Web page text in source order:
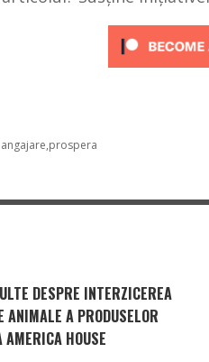
prospera
DESPRE INTERZICEREA
ANIMALE A PRODUSELOR
HOUSE